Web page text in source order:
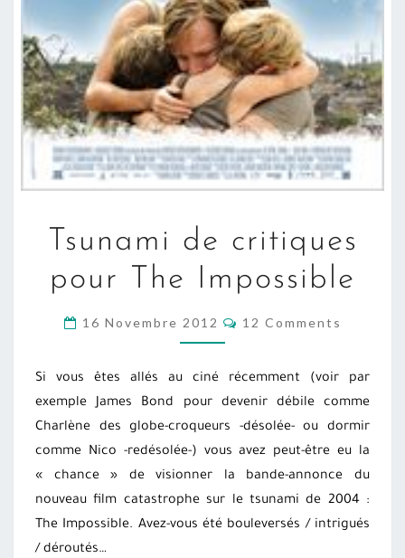
DE
CRITIQUES
POUR
Tsunami de critiques
pour The Impossible
16 Novembre 2012 COMMENTS
12 Comments
Si vous êtes allés au ciné récemment (voir par
exemple James Bond pour devenir débile comme
Charlène des globe-croqueurs -désolée- ou dormir
comme Nico -redésolée-) vous avez peut-être eu la
« chance » de visionner la bande-annonce du
nouveau film catastrophe sur le tsunami de 2004 :
The Impossible. Avez-vous été bouleversés / intrigués
/ déroutés…